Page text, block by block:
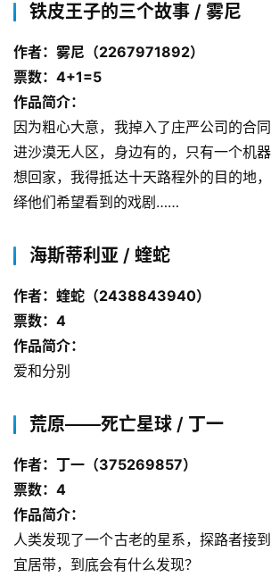
铁皮王子的三个故事 / 雾尼
作者：雾尼（2267971892）
票数：4+1=5
作品简介：
因为粗心大意，我掉入了庄严公司的合
进沙漠无人区，身边有的，只有一个机
想回家，我得抵达十天路程外的目的地
绎他们希望看到的戏剧……
海斯蒂利亚 / 蝰蛇
作者：蝰蛇（2438843940）
票数：4
作品简介：
爱和分别
荒原——死亡星球 / 丁一
作者：丁一（375269857）
票数：4
作品简介：
人类发现了一个古老的星系，探路者接
宜居带，到底会有什么发现？